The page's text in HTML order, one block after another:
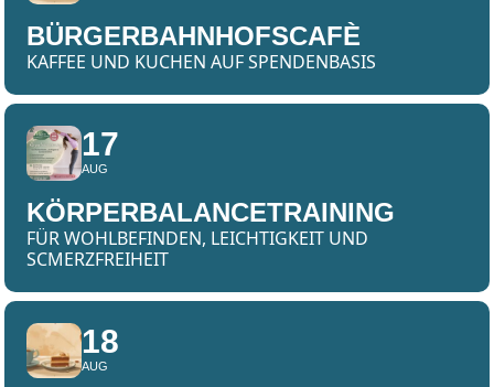
BÜRGERBAHNHOFSCAFÈ
KAFFEE UND KUCHEN AUF SPENDENBASIS
17
AUG
KÖRPERBALANCETRAINING
FÜR WOHLBEFINDEN, LEICHTIGKEIT UND
SCMERZFREIHEIT
18
AUG